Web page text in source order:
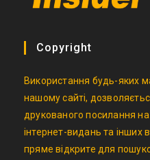
Copyright
Використання будь-яких
нашому сайті,
друкованого посилання на
інтернет-видань та інших
пряме відкрите для